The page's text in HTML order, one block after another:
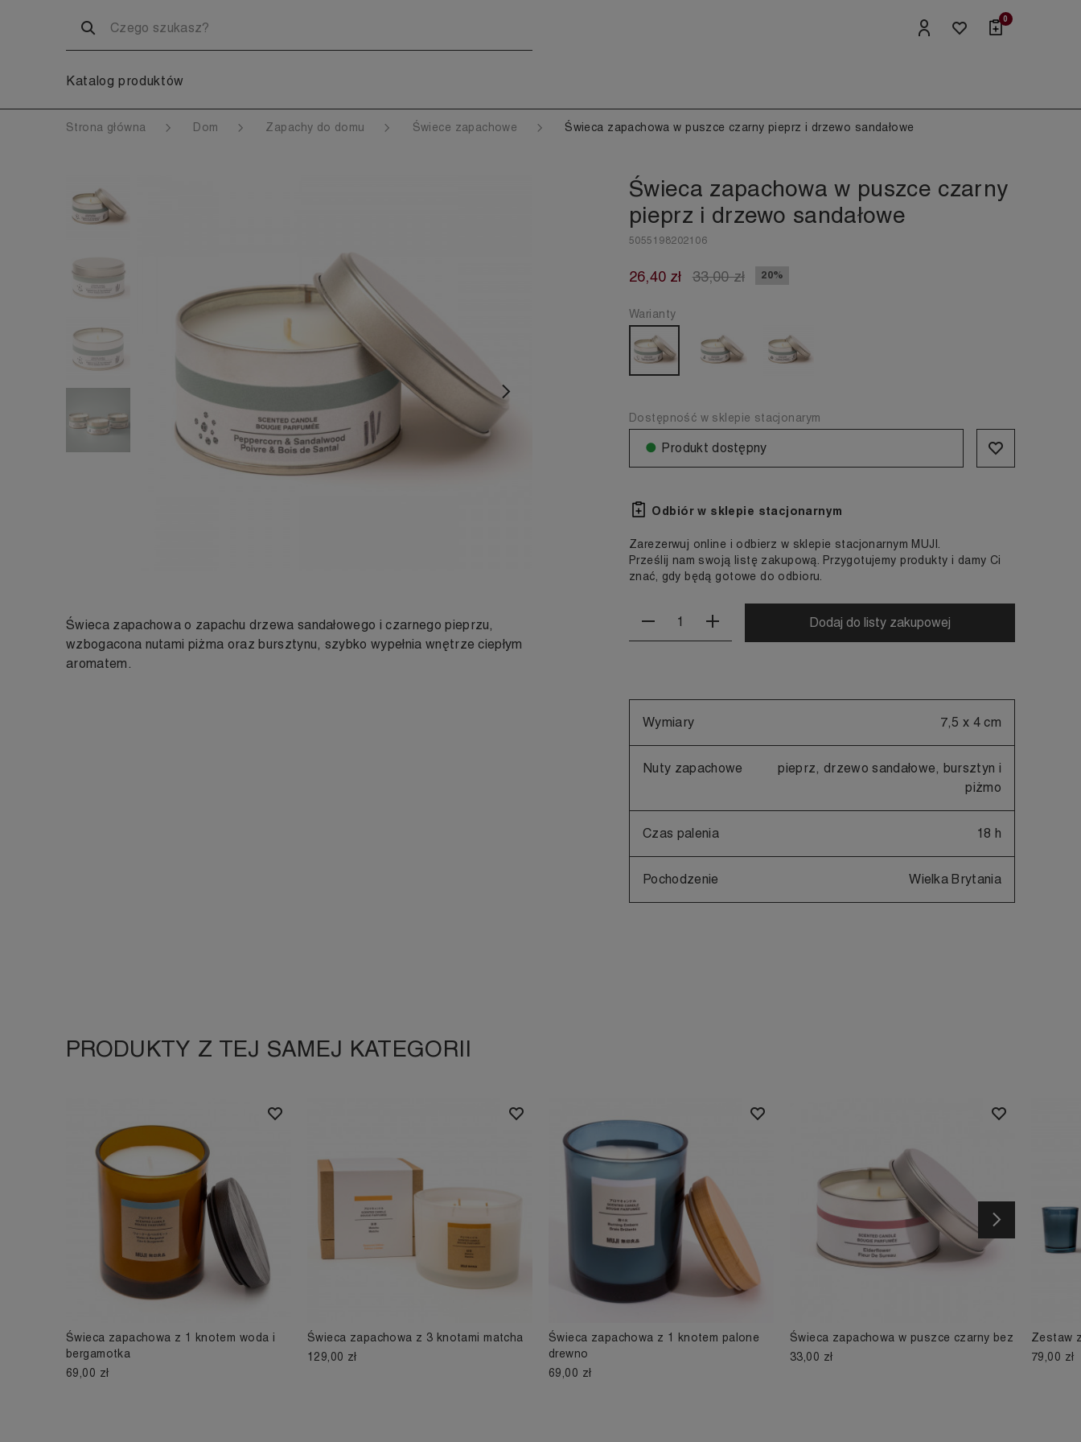
0
Katalog produktów
Strona główna Dom Zapachy do domu Świece zapachowe Świeca zapachowa w puszce czarny pieprz i drzewo sandałowe
Następny
Świeca zapachowa o zapachu drzewa sandałowego i czarnego pieprzu,
wzbogacona nutami piżma oraz bursztynu, szybko wypełnia wnętrze ciepłym
aromatem.
Świeca zapachowa w puszce czarny
pieprz i drzewo sandałowe
5055198202106
26,40 zł 33,00 zł 20%
Warianty
Dostępność w sklepie stacjonarym
● Produkt dostępny
Odbiór w sklepie stacjonarnym
Zarezerwuj online i odbierz w sklepie stacjonarnym MUJI.
Prześlij nam swoją listę zakupową. Przygotujemy produkty i damy Ci
znać, gdy będą gotowe do odbioru.
Dodaj do listy zakupowej
Wymiary 7,5 x 4 cm
Nuty zapachowe
pieprz, drzewo sandałowe, bursztyn i
piżmo
Czas palenia 18 h
Pochodzenie Wielka Brytania
PRODUKTY Z TEJ SAMEJ KATEGORII
Świeca zapachowa z 1 knotem woda i
bergamotka
69,00 zł
Świeca zapachowa z 3 knotami matcha
129,00 zł
Świeca zapachowa z 1 knotem palone
drewno
69,00 zł
Świeca zapachowa w puszce czarny bez
33,00 zł
Zestaw
79,00 zł
Następny